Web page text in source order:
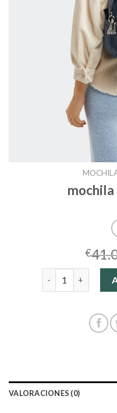
€
mochila kipling
VALORACIONES (0)